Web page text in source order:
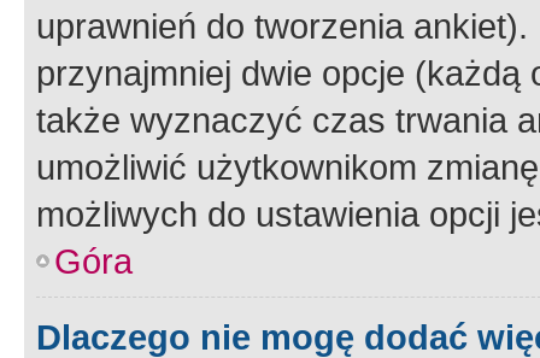
uprawnień do tworzenia
przynajmniej dwie opcje
także wyznaczyć czas trwania
umożliwić użytkownikom
możliwych do ustawienia opcji
Góra
Dlaczego nie mogę dodać